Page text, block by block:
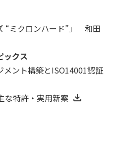
“ミクロンハード”」 和田
ックス
メント構築とISO14001認証
な特許・実用新案